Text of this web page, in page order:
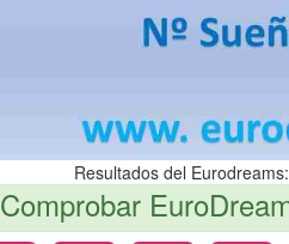
Resultados del Eurodreams:
Comprobar